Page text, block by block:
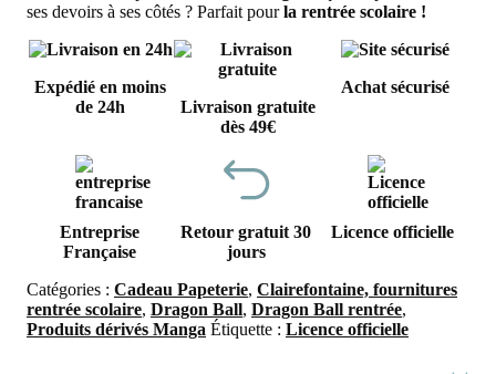
ses devoirs à ses côtés ? Parfait pourla rentrée scolaire !
Expédié en moins
de 24h
Livraison gratuite
dès 49€
Achat sécurisé
Entreprise
Française
Retour gratuit 30
jours
Licence officielle
Catégories : Cadeau Papeterie, Clairefontaine, fournitures
rentrée scolaire, Dragon Ball, Dragon Ball rentrée,
Produits dérivés Manga Étiquette : Licence officielle